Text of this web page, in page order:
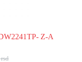
Z-A
rsd